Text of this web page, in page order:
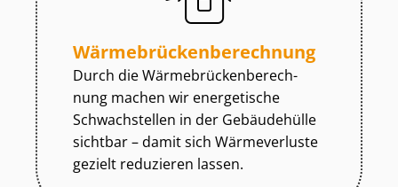
Wär­me­brü­cken­be­rech­nung
Durch die Wär­me­brü­cken­be­rech­
nung machen wir energetische
Schwachstellen in der Gebäudehülle
sichtbar – damit sich Wärmeverluste
gezielt reduzieren lassen.